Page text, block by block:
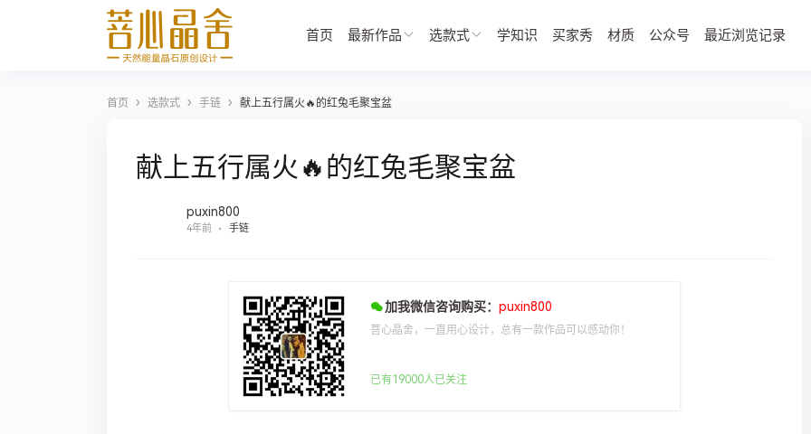
首页 最新作品 选款式 学知识 买家秀 材质 公众号 最近浏览记录
首页 › 选款式 › 手链 › 献上五行属火🔥的红兔毛聚宝盆
献上五行属火🔥的红兔毛聚宝盆
puxin800
4年前 手链
加我微信咨询购买： puxin800
菩心晶舍，一直用心设计，总有一款作品可以感动你！
已有19000人已关注